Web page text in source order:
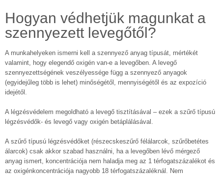
Hogyan védhetjük magunkat a
szennyezett levegőtől?
A munkahelyeken ismerni kell a szennyező anyag típusát, mértékét
valamint, hogy elegendő oxigén van-e a levegőben. A levegő
szennyezettségének veszélyessége függ a szennyező anyagok
(egyidejűleg több is lehet) minőségétől, mennyiségétől és az expozíció
idejétől.
A légzésvédelem megoldható a levegő tisztításával – ezek a szűrő típusú
légzésvédők- és levegő vagy oxigén betáplálásával.
A szűrő típusú légzésvédőket (részecskeszűrő félálarcok, szűrőbetétes
álarcok) csak akkor szabad használni, ha a levegőben lévő mérgező
anyag ismert, koncentrációja nem haladja meg az 1 térfogatszázalékot és
az oxigénkoncentrációja nagyobb 18 térfogatszázaléknál. Nem